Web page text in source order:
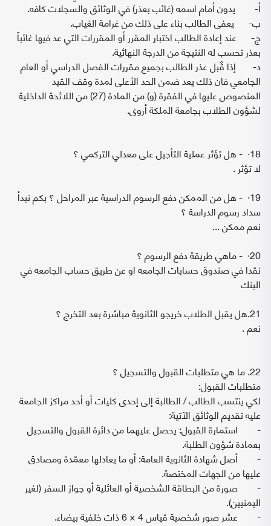
‌أ- يدون أمام اسمه (غائب بعذر) في الوثائق والسجلات كافه.
‌ب- يعفى الطالب بناء على ذلك من غرامة الغياب.
‌ج- عند إعادة الطالب اختبار المقرر أو المقررات التي عد فيها غائباً
بعذر تحسب له النتيجة من الدرجة النهائية.
‌د- إذا قٌبل عذر الطالب بجميع مقررات الفصل الدراسي أو العام
الجامعي فان ذلك يعد ضمن الحد الأعلى لمدة وقف القيد
المنصوص عليها في الفقرة (و) من المادة (27) من اللائحة الداخلية
لشؤون الطلاب بجامعة الملكة أروى.
18· - هل تؤثر عملية التأجيل على معدلي التركمي ؟
لا تؤثر .
19· - هل من الممكن دفع الرسوم الدراسية عبر المراحل ؟ بكم نبدأ
سداد رسوم الدراسة ؟
نعم ممكن ...
20· - ماهي طريقة دفع الرسوم ؟
نقدا في صندوق حسابات الجامعه او عن طريق حساب الجامعه في
البنك
21.هل يقبل الطلاب خريجو الثانوية مباشرة بعد التخرج ؟
نعم .
22. ما هي متطلبات القبول والتسجيل ؟
متطلبات القبول:
لكي ينتسب الطالب / الطالبة إلى إحدى كليات أو أحد مراكز الجامعة
عليه تقديم الوثائق الآتية:
- استمارة القبول: يحصل عليهما من دائرة القبول والتسجيل
بعمادة شؤون الطلبة.
- أصل شهادة الثانوية العامة: أو ما يعادلها معمّدة ومصادق
عليها من الجهات المختصة.
- صورة من البطاقة الشخصية أو العائلية أو جواز السفر (لغير
اليمنيين).
- عشر صور شخصية قياس 4 × 6 ذات خلفية بيضاء.